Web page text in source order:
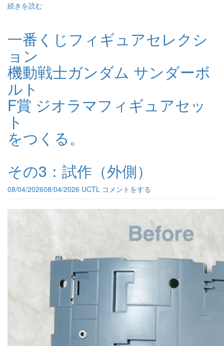
続きを読む
一番くじフィギュアセレクシ
ョン
機動戦士ガンダム サンダーボ
ルト
F賞 ジオラマフィギュアセッ
ト
をつくる。
その3：試作（外側）
08/04/202608/04/2026 UCTL コメントをする